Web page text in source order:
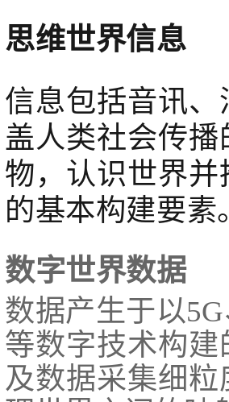
思维世界信息
信息包括音讯
盖人类社会传
物，认识世界
的基本构建要素
数字世界数据
数据产生于以
等数字技术构
及数据采集细